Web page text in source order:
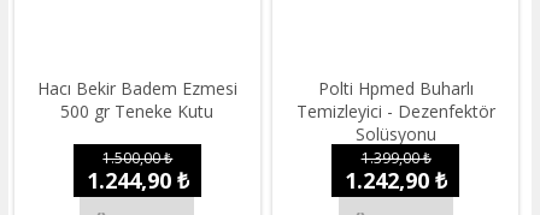
Hacı Bekir Badem Ezmesi
500 gr Teneke Kutu
1.500,00 ₺
1.244,90 ₺
Polti Hpmed Buharlı
Temizleyici - Dezenfektör
Solüsyonu
1.399,00 ₺
1.242,90 ₺